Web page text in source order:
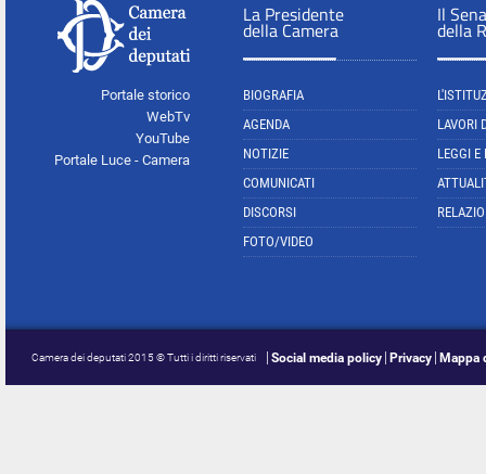
Portale storico
WebTv
YouTube
Portale Luce - Camera
La Presidente
della Camera
BIOGRAFIA
AGENDA
NOTIZIE
COMUNICATI
DISCORSI
FOTO/VIDEO
Il
della
LAVORI
LEGGI E
Camera dei deputati 2015 © Tutti i diritti riservati Social media policy Privacy Mappa